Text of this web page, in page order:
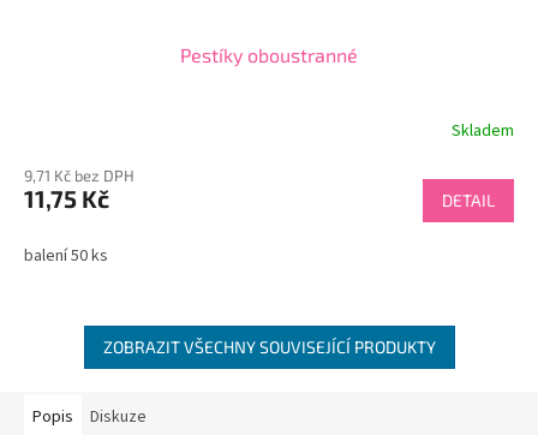
Pestíky oboustranné
Skladem
9,71 Kč bez DPH
11,75 Kč DETAIL
balení 50 ks
ZOBRAZIT VŠECHNY SOUVISEJÍCÍ PRODUKTY
Popis Diskuze